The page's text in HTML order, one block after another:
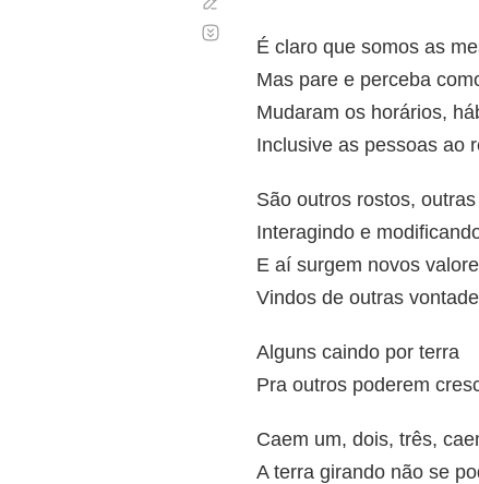
É claro que somos as
Mas pare e perceba
Mudaram os horários,
Inclusive as pessoas ao
São outros rostos,
Interagindo e
E aí surgem novos
Vindos de outras
Alguns caindo por terra
Pra outros poderem
Caem um, dois, três,
A terra girando não se
automático